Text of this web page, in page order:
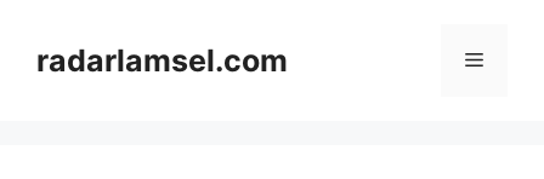
radarlamsel.com Menu